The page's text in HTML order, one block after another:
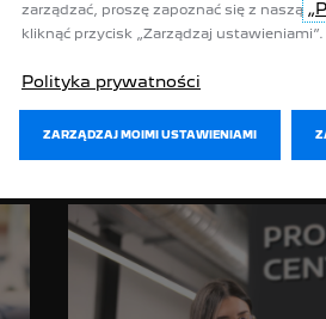
zarządzać, proszę zapoznać się z naszą
kliknąć przycisk „Zarządzaj ustawieniami”.
Polityka prywatności
ZARZĄDZAJ MOIMI USTAWIENIAMI